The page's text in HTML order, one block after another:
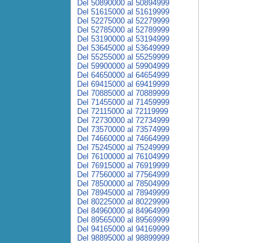
Del 50890000 al 50894999
Del 51615000 al 51619999
Del 52275000 al 52279999
Del 52785000 al 52789999
Del 53190000 al 53194999
Del 53645000 al 53649999
Del 55255000 al 55259999
Del 59900000 al 59904999
Del 64650000 al 64654999
Del 69415000 al 69419999
Del 70885000 al 70889999
Del 71455000 al 71459999
Del 72115000 al 72119999
Del 72730000 al 72734999
Del 73570000 al 73574999
Del 74660000 al 74664999
Del 75245000 al 75249999
Del 76100000 al 76104999
Del 76915000 al 76919999
Del 77560000 al 77564999
Del 78500000 al 78504999
Del 78945000 al 78949999
Del 80225000 al 80229999
Del 84960000 al 84964999
Del 89565000 al 89569999
Del 94165000 al 94169999
Del 98895000 al 98899999